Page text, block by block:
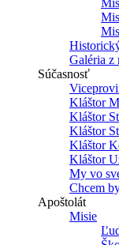
Galéria z
Súčasnosť
Kláštor
Kláštor
Kláštor
Kláštor
Kláštor
My vo
Chcem
Apoštolát
Misie